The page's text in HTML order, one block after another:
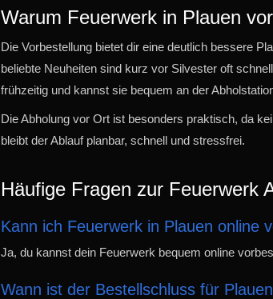
Warum Feuerwerk in Plauen
Die Vorbestellung bietet dir eine deutlich bessere
beliebte Neuheiten sind kurz vor Silvester oft
frühzeitig und kannst sie bequem an der
Die Abholung vor Ort ist besonders praktisch, da
bleibt der Ablauf planbar, schnell und stressfrei.
Häufige Fragen zur Feuerwerk
Kann ich Feuerwerk in Plauen online
Ja, du kannst dein Feuerwerk bequem online
Wann ist der Bestellschluss für